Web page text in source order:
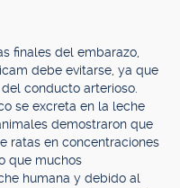
finales del embarazo,
debe evitarse, ya que
conducto arterioso.
se excreta en la leche
demostraron que
ratas en concentraciones
que muchos
humana y debido al